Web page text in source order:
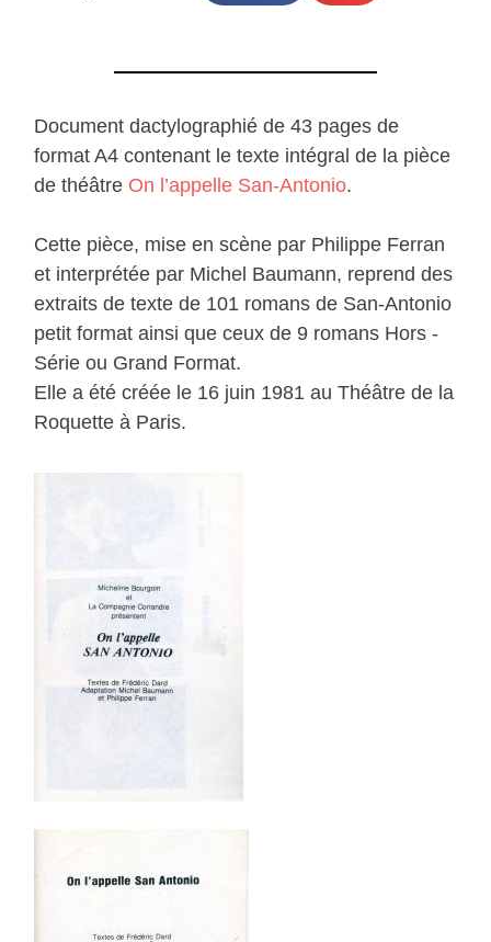
Document dactylographié de 43 pages de
format A4 contenant le texte intégral de la pièce
de théâtre On l’appelle San-Antonio.
Cette pièce, mise en scène par Philippe Ferran
et interprétée par Michel Baumann, reprend des
extraits de texte de 101 romans de San-Antonio
petit format ainsi que ceux de 9 romans Hors -
Série ou Grand Format.
Elle a été créée le 16 juin 1981 au Théâtre de la
Roquette à Paris.